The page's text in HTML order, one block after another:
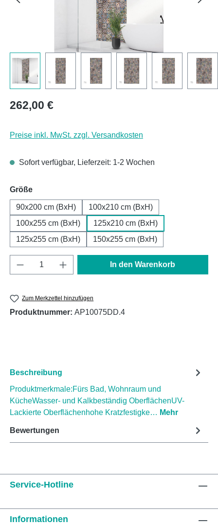
Regulärer Preis:
262,00 €
Preise inkl. MwSt. zzgl. Versandkosten
Sofort verfügbar, Lieferzeit: 1-2 Wochen
Größeauswählen
90x200 cm (BxH)
100x210 cm (BxH)
100x255 cm (BxH)
125x210 cm (BxH)
125x255 cm (BxH)
150x255 cm (BxH)
Produkt Anzahl: Gib den gewünschten
In den Warenkorb
Zum Merkzettel hinzufügen
Produktnummer: AP10075DD.4
Beschreibung
Produktmerkmale:Fürs Bad, Wohnraum und
KücheWasser- und Kalkbeständig OberflächenUV-
Lackierte Oberflächenhohe Kratzfestigke… Mehr
Bewertungen
Service-Hotline
Informationen